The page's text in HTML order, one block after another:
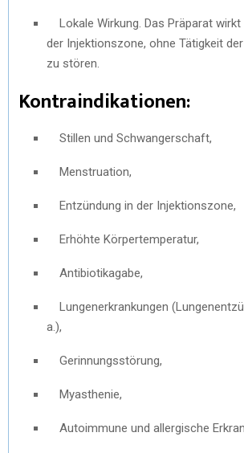
Lokale Wirkung. Das Präparat
der Injektionszone, ohne Tätigkeit
zu stören.
Kontraindikationen:
Stillen und Schwangerschaft,
Menstruation,
Entzündung in der Injektionszone,
Erhöhte Körpertemperatur,
Antibiotikagabe,
Lungenerkrankungen
a.),
Gerinnungsstörung,
Myasthenie,
Autoimmune und allergische